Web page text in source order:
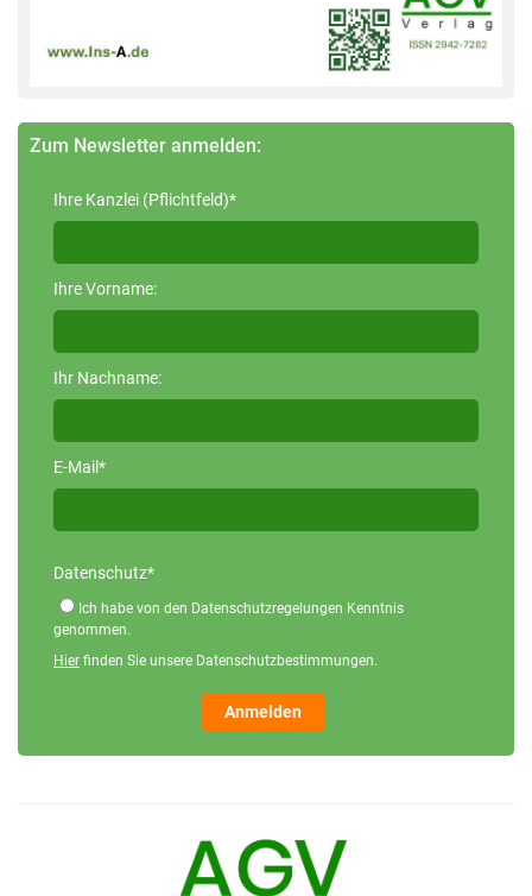
Zum Newsletter anmelden:
Ihre Kanzlei (Pflichtfeld)*
Ihre Vorname:
Ihr Nachname:
E-Mail*
Datenschutz*
Ich habe von den Datenschutzregelungen Kenntnis
genommen.
Hier finden Sie unsere Datenschutzbestimmungen.
Anmelden